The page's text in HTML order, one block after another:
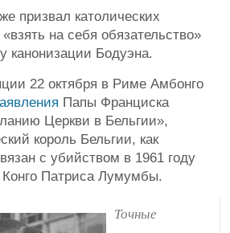
призвал католических
на себя обязательство»
канонизации Бодуэна.
22 октября в Риме Амбонго
Папы Франциска
Церкви в Бельгии»,
король Бельгии, как
с убийством в 1961 году
Патриса Лумумбы.
Точные